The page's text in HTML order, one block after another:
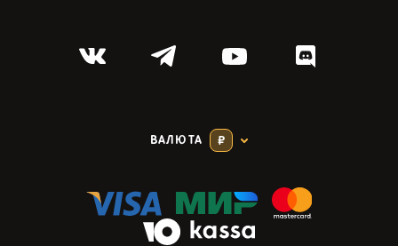
ВАЛЮТА ₽